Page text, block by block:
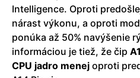
Intelligence. Oproti
nárast výkonu, a oproti
ponúka až 50% navýšenie
informáciou je tiež, že čip
CPU jadro menej oproti